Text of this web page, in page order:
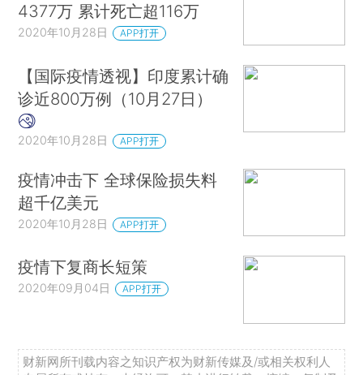
4377万 累计死亡超116万
2020年10月28日 APP打开
【国际疫情透视】印度累计确
诊近800万例（10月27日）
2020年10月28日 APP打开
疫情冲击下 全球保险损失料
超千亿美元
2020年10月28日 APP打开
疫情下复商长短策
2020年09月04日 APP打开
财新网所刊载内容之知识产权为财新传媒及/或相关权利人